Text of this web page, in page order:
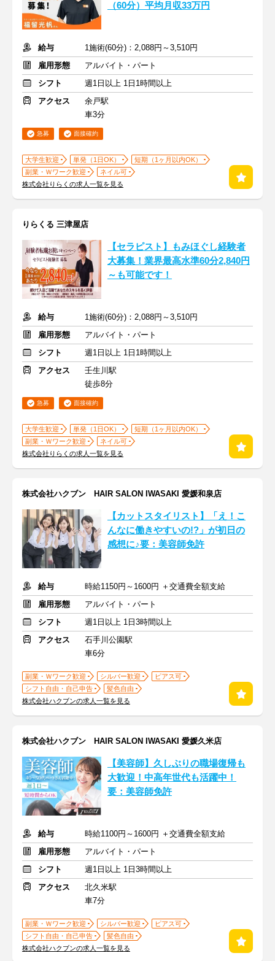
（60分）平均月収33万円
給与
1施術(60分)：2,088円～3,510円
雇用形態
アルバイト・パート
シフト
週1日以上 1日1時間以上
アクセス
余戸駅
車3分
急募 面接確約
大学生歓迎 単発（1日OK）
短期（1ヶ月以内OK）
副業・Ｗワーク歓迎
ネイル可
株式会社りらくの求人一覧を見る
りらくる 三津屋店
【セラピスト】もみほぐし経験者
大募集！業界最高水準60分2,840円
～も可能です！
給与
1施術(60分)：2,088円～3,510円
雇用形態
アルバイト・パート
シフト
週1日以上 1日1時間以上
アクセス
壬生川駅
徒歩8分
急募 面接確約
大学生歓迎 単発（1日OK）
短期（1ヶ月以内OK）
副業・Ｗワーク歓迎
ネイル可
株式会社りらくの求人一覧を見る
株式会社ハクブン HAIR SALON IWASAKI 愛媛和泉店
【カットスタイリスト】「え！こ
んなに働きやすいの!?」が初日の
感想に♪要：美容師免許
給与
時給1150円～1600円 ＋交通費全額支給
雇用形態
アルバイト・パート
シフト
週1日以上 1日3時間以上
アクセス
石手川公園駅
車6分
副業・Ｗワーク歓迎 シルバー歓迎
ピアス可
シフト自由・自己申告
髪色自由
株式会社ハクブンの求人一覧を見る
株式会社ハクブン HAIR SALON IWASAKI 愛媛久米店
【美容師】久しぶりの職場復帰も
大歓迎！中高年世代も活躍中！
要：美容師免許
給与
時給1100円～1600円 ＋交通費全額支給
雇用形態
アルバイト・パート
シフト
週1日以上 1日3時間以上
アクセス
北久米駅
車7分
副業・Ｗワーク歓迎 シルバー歓迎
ピアス可
シフト自由・自己申告
髪色自由
株式会社ハクブンの求人一覧を見る